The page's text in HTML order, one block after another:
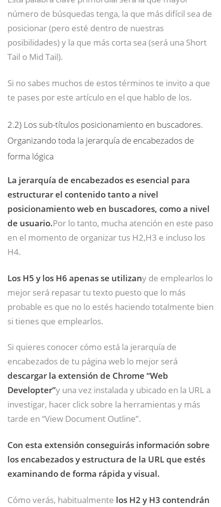
número de búsquedas tenga, la que más difícil sea de
posicionar (pero esté dentro de nuestras
posibilidades) y la que más corta sea (será una Short
Tail o Mid Tail).
Si no sabes muchos de estos términos te invito a que
te pases por este artículo en el que hablo de los.
2.2) Los sub-títulos posicionamiento en buscadores.
Organizando toda la jerarquía de encabezados de
forma lógica
La jerarquía de encabezados es esencial para
estructurar el contenido tanto a nivel
posicionamiento web en buscadores, como a nivel
de usuario.Por lo tanto, mucha atención en este paso
en el momento de organizar tus H2,H3 e incluso los
H4.
Los H5 y los H6 apenas se utilizany de emplearlos lo
mejor será repasar tu texto puesto que lo más
probable es que no lo estés haciendo totalmente bien
si tienes que emplearlos.
Si quieres conocer cómo está la jerarquía de
encabezados de tu página web lo mejor será
descargar la extensión de Chrome “Web
Developter”y una vez instalada y ubicado en la URL a
investigar, hacer click sobre la herramientas y más
tarde en “View Document Outline”.
Con esta extensión conseguirás información sobre
los encabezados y estructura de la URL que estés
examinando de forma rápida y visual.
Cómo verás, habitualmente los H2 y H3 contendrán